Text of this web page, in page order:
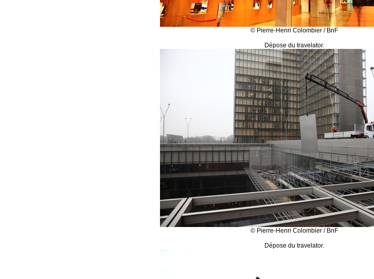
© Pierre-Henri Colombier / BnF
Dépose du travelator.
© Pierre-Henri Colombier / BnF
Dépose du travelator.